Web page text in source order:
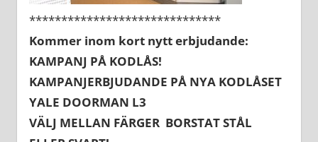
******************************
Kommer inom kort nytt erbjudande:
KAMPANJ PÅ KODLÅS!
KAMPANJERBJUDANDE PÅ NYA KODLÅSET
YALE DOORMAN L3
VÄLJ MELLAN FÄRGER BORSTAT STÅL